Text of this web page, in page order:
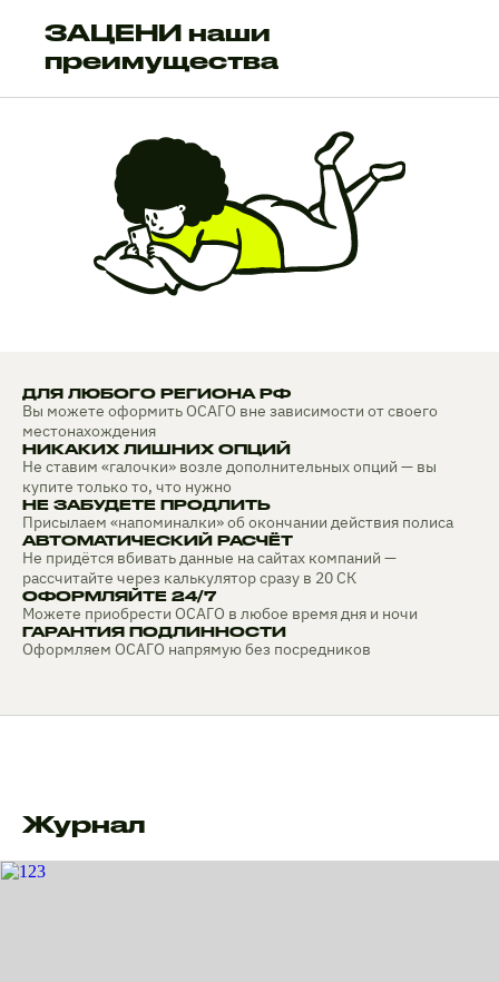
ЗАЦЕНИ наши
преимущества
ДЛЯ ЛЮБОГО РЕГИОНА РФ
Вы можете оформить ОСАГО вне зависимости от своего
местонахождения
НИКАКИХ ЛИШНИХ ОПЦИЙ
Не ставим «галочки» возле дополнительных опций — вы
купите только то, что нужно
НЕ ЗАБУДЕТЕ ПРОДЛИТЬ
Присылаем «напоминалки» об окончании действия полиса
АВТОМАТИЧЕСКИЙ РАСЧЁТ
Не придётся вбивать данные на сайтах компаний —
рассчитайте через калькулятор сразу в 20 СК
ОФОРМЛЯЙТЕ 24/7
Можете приобрести ОСАГО в любое время дня и ночи
ГАРАНТИЯ ПОДЛИННОСТИ
Оформляем ОСАГО напрямую без посредников
Журнал